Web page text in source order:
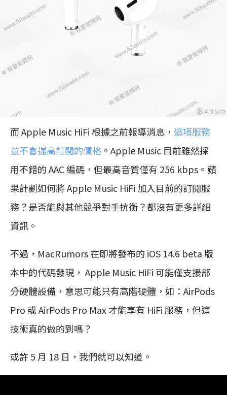
而 Apple Music HiFi 根據之前報導消息， 這項服務
並不會提高訂閱的價格 。Apple Music 目前雖然採
用不錯的 AAC 編碼，但最高音質僅有 256 kbps。蘋
果計劃如何將 Apple Music HiFi 加入目前的訂閱服
務？是否能與其他競爭對手抗衡？都沒有更多詳細
資訊。
不過，MacRumors 在即將發布的 iOS 14.6 beta 版
本中的代碼發現， Apple Music HiFi 可能僅支援部
分硬體設備，意思可能只有高階硬體，如：AirPods
Pro 或 AirPods Pro Max 才能享有 HiFi 服務，但這
技術真的做的到嗎？
或許 5 月 18 日，我們就可以知道。